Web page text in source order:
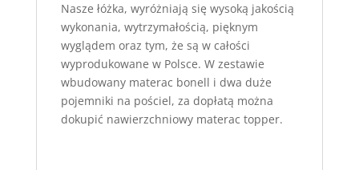
Nasze łóżka, wyróżniają się wysoką jakością
wykonania, wytrzymałością, pięknym
wyglądem oraz tym, że są w całości
wyprodukowane w Polsce. W zestawie
wbudowany materac bonell i dwa duże
pojemniki na pościel, za dopłatą można
dokupić nawierzchniowy materac topper.